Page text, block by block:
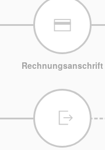
Rechnungsanschrift